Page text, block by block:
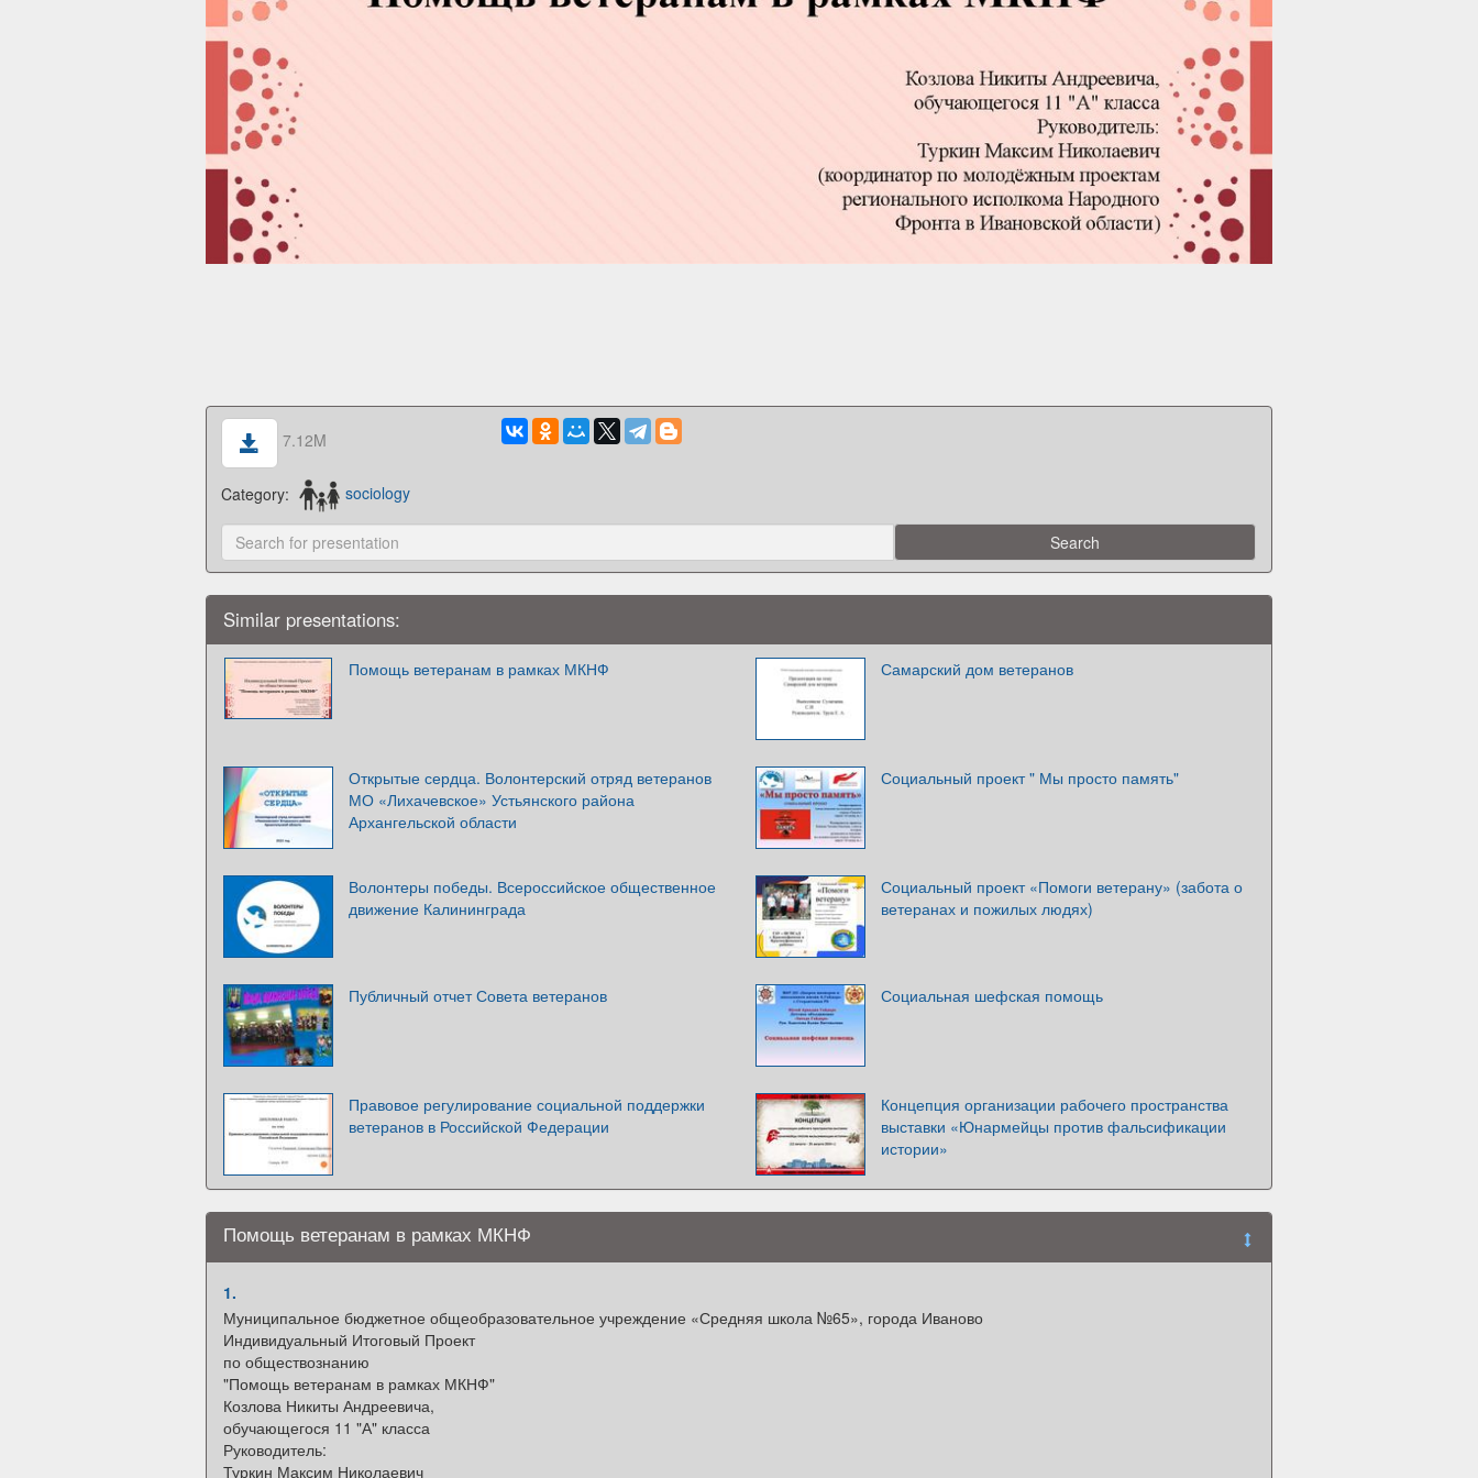
7.12M
Category: sociology
Similar presentations:
Помощь ветеранам в рамках МКНФ Самарский дом ветеранов
Открытые сердца. Волонтерский отряд ветеранов
МО «Лихачевское» Устьянского района
Архангельской области
Социальный проект " Мы просто память"
Волонтеры победы. Всероссийское общественное
движение Калининграда
Социальный проект «Помоги ветерану» (забота о
ветеранах и пожилых людях)
Публичный отчет Совета ветеранов Социальная шефская помощь
Правовое регулирование социальной поддержки
ветеранов в Российской Федерации
Концепция организации рабочего пространства
выставки «Юнармейцы против фальсификации
истории»
Помощь ветеранам в рамках МКНФ
1.
Муниципальное бюджетное общеобразовательное учреждение «Средняя школа №65», города Иваново
Индивидуальный Итоговый Проект
по обществознанию
"Помощь ветеранам в рамках МКНФ"
Козлова Никиты Андреевича,
обучающегося 11 "А" класса
Руководитель:
Туркин Максим Николаевич